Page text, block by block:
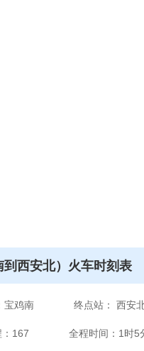
西安北）火车时刻表
宝鸡南 终点站： 西安
167 全程时间： 1时5